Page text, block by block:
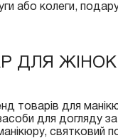
або колеги,
ДЛЯ ЖІНОК:
товарів для
для догляду
святковий